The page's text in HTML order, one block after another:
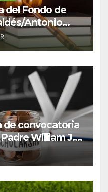
del Fondo de
Antonio
estudiantes de
convocatoria
William J.
del